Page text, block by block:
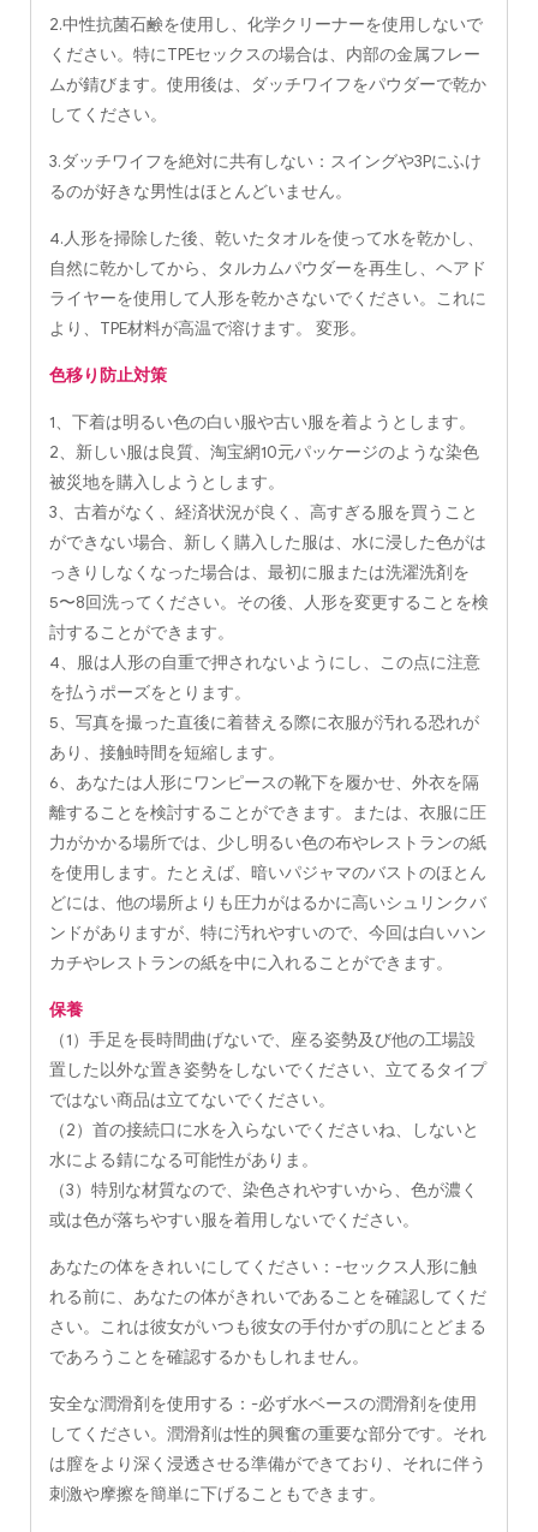
2.中性抗菌石鹸を使用し、化学クリーナーを使用しないで
ください。特にTPEセックスの場合は、内部の金属フレー
ムが錆びます。使用後は、ダッチワイフをパウダーで乾か
してください。
3.ダッチワイフを絶対に共有しない：スイングや3Pにふけ
るのが好きな男性はほとんどいません。
4.人形を掃除した後、乾いたタオルを使って水を乾かし、
自然に乾かしてから、タルカムパウダーを再生し、ヘアド
ライヤーを使用して人形を乾かさないでください。これに
より、TPE材料が高温で溶けます。 変形。
色移り防止対策
1、下着は明るい色の白い服や古い服を着ようとします。
2、新しい服は良質、淘宝網10元パッケージのような染色
被災地を購入しようとします。
3、古着がなく、経済状況が良く、高すぎる服を買うこと
ができない場合、新しく購入した服は、水に浸した色がは
っきりしなくなった場合は、最初に服または洗濯洗剤を
5〜8回洗ってください。その後、人形を変更することを検
討することができます。
4、服は人形の自重で押されないようにし、この点に注意
を払うポーズをとります。
5、写真を撮った直後に着替える際に衣服が汚れる恐れが
あり、接触時間を短縮します。
6、あなたは人形にワンピースの靴下を履かせ、外衣を隔
離することを検討することができます。または、衣服に圧
力がかかる場所では、少し明るい色の布やレストランの紙
を使用します。たとえば、暗いパジャマのバストのほとん
どには、他の場所よりも圧力がはるかに高いシュリンクバ
ンドがありますが、特に汚れやすいので、今回は白いハン
カチやレストランの紙を中に入れることができます。
保養
（1）手足を長時間曲げないで、座る姿勢及び他の工場設
置した以外な置き姿勢をしないでください、立てるタイプ
ではない商品は立てないでください。
（2）首の接続口に水を入らないでくださいね、しないと
水による錆になる可能性がありま。
（3）特別な材質なので、染色されやすいから、色が濃く
或は色が落ちやすい服を着用しないでください。
あなたの体をきれいにしてください：-セックス人形に触
れる前に、あなたの体がきれいであることを確認してくだ
さい。これは彼女がいつも彼女の手付かずの肌にとどまる
であろうことを確認するかもしれません。
安全な潤滑剤を使用する：-必ず水ベースの潤滑剤を使用
してください。潤滑剤は性的興奮の重要な部分です。それ
は膣をより深く浸透させる準備ができており、それに伴う
刺激や摩擦を簡単に下げることもできます。